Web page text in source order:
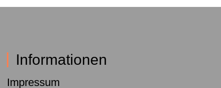
Informationen
Impressum